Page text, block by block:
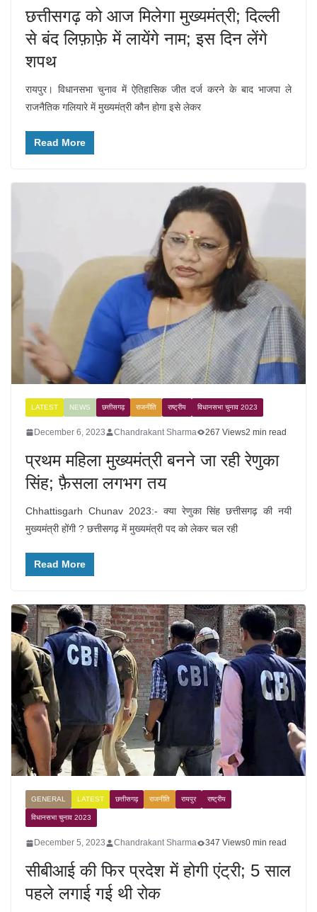
छत्तीसगढ़ को आज मिलेगा मुख्यमंत्री; दिल्ली
से बंद लिफ़ाफ़े में लायेंगे नाम; इस दिन लेंगे
शपथ
रायपुर। विधानसभा चुनाव में ऐतिहासिक जीत दर्ज करने के बाद भाजपा ले
राजनैतिक गलियारे में मुख्यमंत्री कौन होगा इसे लेकर
Read More
LATEST NEWS छत्तीसगढ़ राजनीति राष्ट्रीय विधानसभा चुनाव 2023
December 6, 2023 Chandrakant Sharma 267 Views2 min read
प्रथम महिला मुख्यमंत्री बनने जा रही रेणुका
सिंह; फ़ैसला लगभग तय
Chhattisgarh Chunav 2023:- क्या रेणुका सिंह छत्तीसगढ़ की नयी
मुख्यमंत्री होंगी ? छत्तीसगढ़ में मुख्यमंत्री पद को लेकर चल रही
Read More
GENERAL LATEST छत्तीसगढ़ राजनीति रायपुर राष्ट्रीय
विधानसभा चुनाव 2023
December 5, 2023 Chandrakant Sharma 347 Views0 min read
सीबीआई की फिर प्रदेश में होगी एंट्री; 5 साल
पहले लगाई गई थी रोक